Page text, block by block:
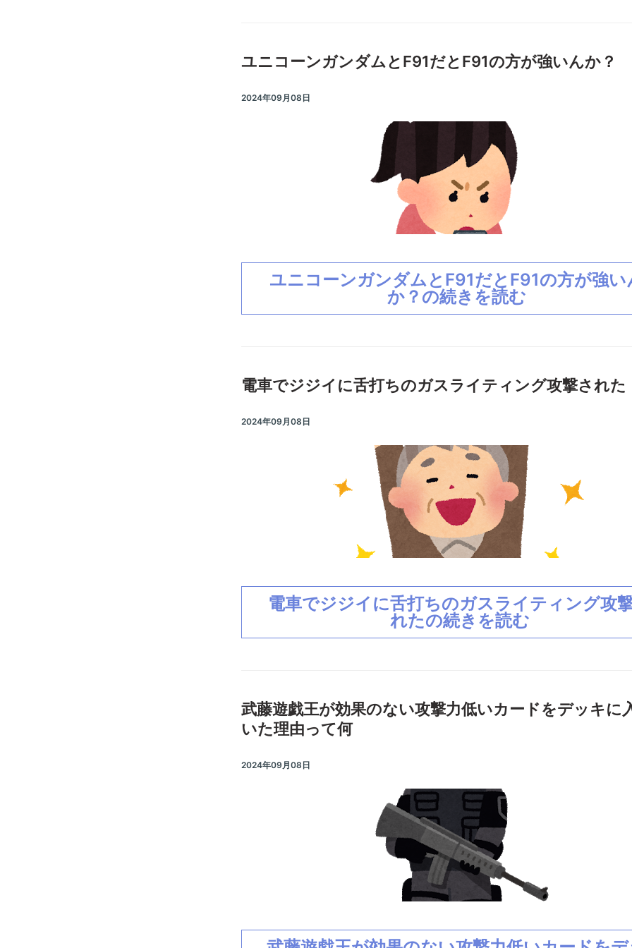
ユニコーンガンダムとF91だとF91の方が強いんか？
2024年09月08日
ユニコーンガンダムとF91だとF91の方が強い
か？の続きを読む
電車でジジイに舌打ちのガスライティング攻撃された
2024年09月08日
電車でジジイに舌打ちのガスライティング攻
れたの続きを読む
武藤遊戯王が効果のない攻撃力低いカードをデッキに
いた理由って何
2024年09月08日